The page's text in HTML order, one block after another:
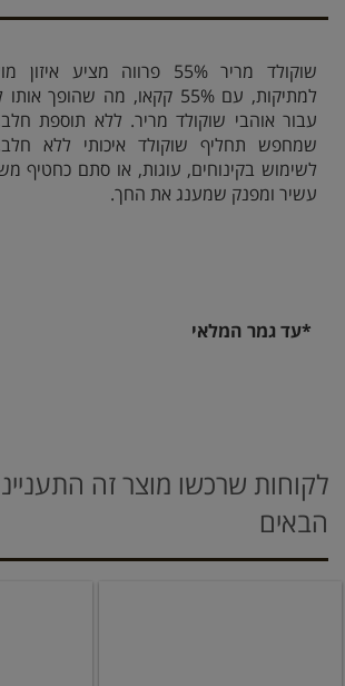
שוקולד מריר 55% פרווה
למתיקות, עם 55% קקאו, מה
עבור אוהבי שוקולד מריר. ללא תוספת
שמחפש תחליף שוקולד איכותי ללא
לשימוש בקינוחים, עוגות, או סתם כחטיף
עשיר ומפנק שמענג את החך.
*עד גמר המלאי
לקוחות שרכשו מוצר זה
הבאים